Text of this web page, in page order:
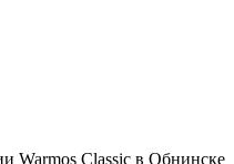
Warmos Classic в Обнинске